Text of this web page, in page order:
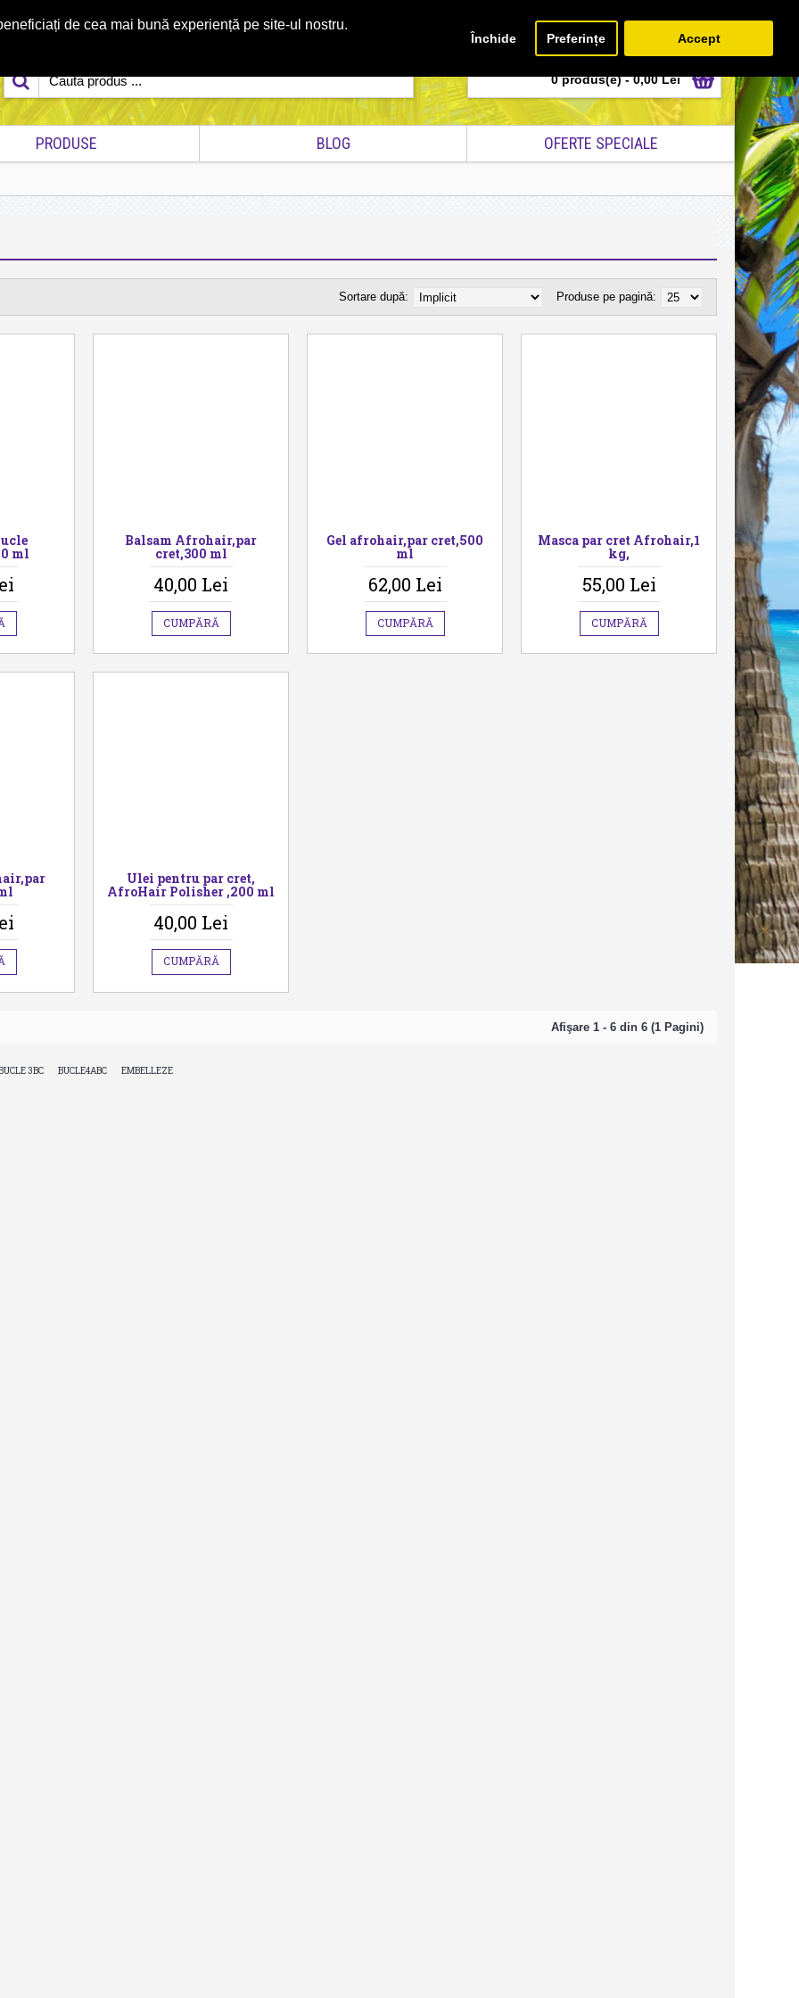
de cea mai bună experiență pe site-ul nostru.
Închide Preferințe Accept
0774.035.908 Contact
0 produs(e) - 0,00 Lei
PRODUSE BLOG OFERTE SPECIALE
Produse pe pagină:
Sortare după:
ml
Balsam Afrohair,par
cret,300 ml
40,00 Lei
CUMPĂRĂ
Gel afrohair,par cret,500
ml
62,00 Lei
CUMPĂRĂ
Masca par cret Afrohair,1
kg,
55,00 Lei
CUMPĂRĂ
Ulei pentru par cret,
AfroHair Polisher ,200 ml
40,00 Lei
CUMPĂRĂ
Afişare 1 - 6 din 6 (1 Pagini)
3BC BUCLE4ABC EMBELLEZE